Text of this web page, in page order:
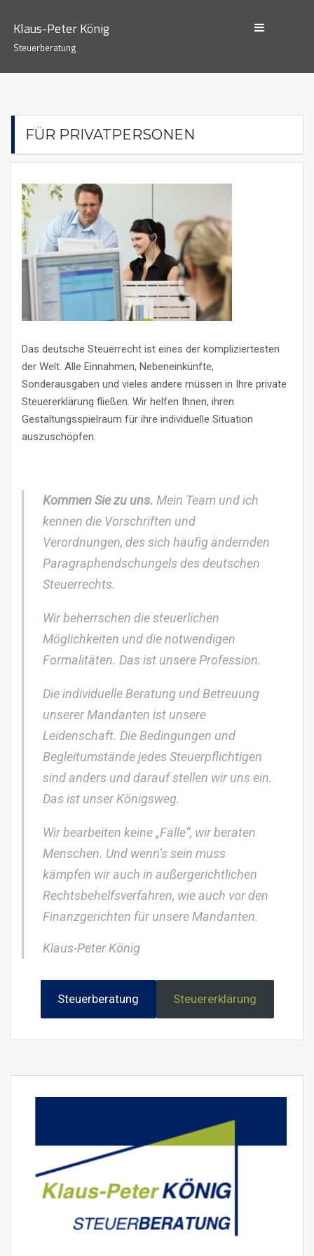
content
Klaus-Peter König
Steuerberatung
FÜR PRIVATPERSONEN
Das deutsche Steuerrecht ist eines der kompliziertesten
der Welt. Alle Einnahmen, Nebeneinkünfte,
Sonderausgaben und vieles andere müssen in Ihre private
Steuererklärung fließen. Wir helfen Ihnen, ihren
Gestaltungsspielraum für ihre individuelle Situation
auszuschöpfen.
Kommen Sie zu uns. Mein Team und ich
kennen die Vorschriften und
Verordnungen, des sich häufig ändernden
Paragraphendschungels des deutschen
Steuerrechts.
Wir beherrschen die steuerlichen
Möglichkeiten und die notwendigen
Formalitäten. Das ist unsere Profession.
Die individuelle Beratung und Betreuung
unserer Mandanten ist unsere
Leidenschaft. Die Bedingungen und
Begleitumstände jedes Steuerpflichtigen
sind anders und darauf stellen wir uns ein.
Das ist unser Königsweg.
Wir bearbeiten keine „Fälle“, wir beraten
Menschen. Und wenn’s sein muss
kämpfen wir auch in außergerichtlichen
Rechtsbehelfsverfahren, wie auch vor den
Finanzgerichten für unsere Mandanten.
Klaus-Peter König
Steuerberatung Steuererklärung